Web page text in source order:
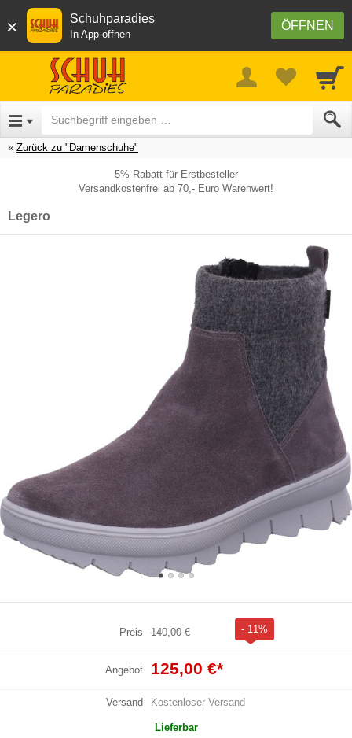
× ÖFFNEN
Schuhparadies
In App öffnen
Zurück zu "Damenschuhe"
5% Rabatt für Erstbesteller
Versandkostenfrei ab 70,- Euro Warenwert!
Legero
Preis 140,00 € - 11%
Angebot 125,00 €*
Versand Kostenloser Versand
Lieferbar